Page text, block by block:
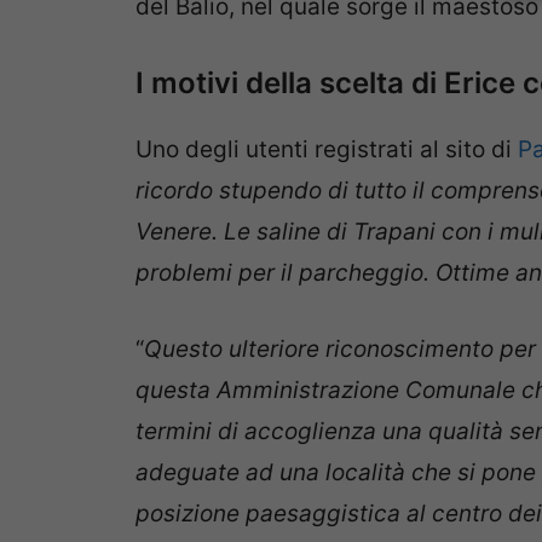
del Balio, nel quale sorge il
I motivi della scelta di Erice
Uno degli utenti registrati al sito di
ricordo stupendo di tutto il
Venere. Le saline di Trapani con i
problemi per il parcheggio. Ottime
“Questo ulteriore riconoscimento
questa Amministrazione Comunale
termini di accoglienza una qualità
adeguate ad una località che si
posizione paesaggistica al centro